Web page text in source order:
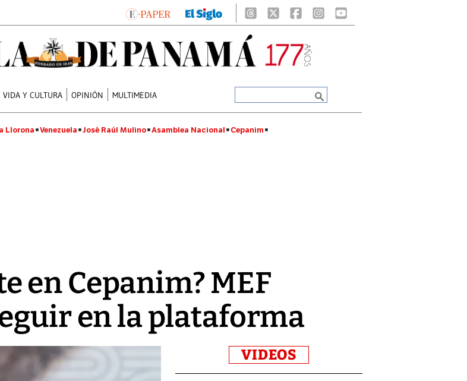
VIDA Y CULTURA OPINIÓN MULTIMEDIA
Llorona Venezuela José Raúl Mulino Asamblea Nacional Cepanim
en Cepanim? MEF
en la plataforma
VIDEOS